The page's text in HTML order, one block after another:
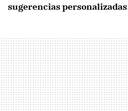
sugerencias personalizadas